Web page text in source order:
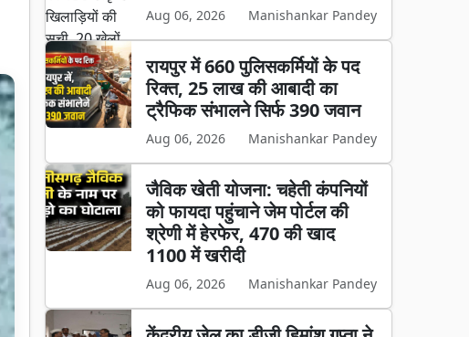
Aug 06, 2026 Manishankar Pandey
रायपुर में 660 पुलिसकर्मियों के पद
रिक्त, 25 लाख की आबादी का
ट्रैफिक संभालने सिर्फ 390 जवान
Aug 06, 2026 Manishankar Pandey
जैविक खेती योजना: चहेती कंपनियों
को फायदा पहुंचाने जेम पोर्टल की
श्रेणी में हेरफेर, 470 की खाद
1100 में खरीदी
Aug 06, 2026 Manishankar Pandey